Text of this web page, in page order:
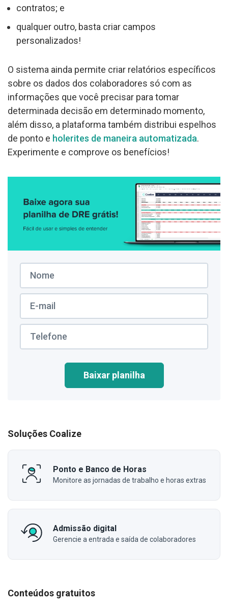
contratos; e
qualquer outro, basta criar campos
personalizados!
O sistema ainda permite criar relatórios específicos
sobre os dados dos colaboradores só com as
informações que você precisar para tomar
determinada decisão em determinado momento,
além disso, a plataforma também distribui espelhos
de ponto e holerites de maneira automatizada.
Experimente e comprove os benefícios!
Baixar planilha
Soluções Coalize
Ponto e Banco de Horas
Monitore as jornadas de trabalho e horas extras
Admissão digital
Gerencie a entrada e saída de colaboradores
Conteúdos gratuitos